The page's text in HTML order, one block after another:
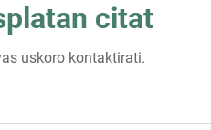
citat
uskoro kontaktirati.